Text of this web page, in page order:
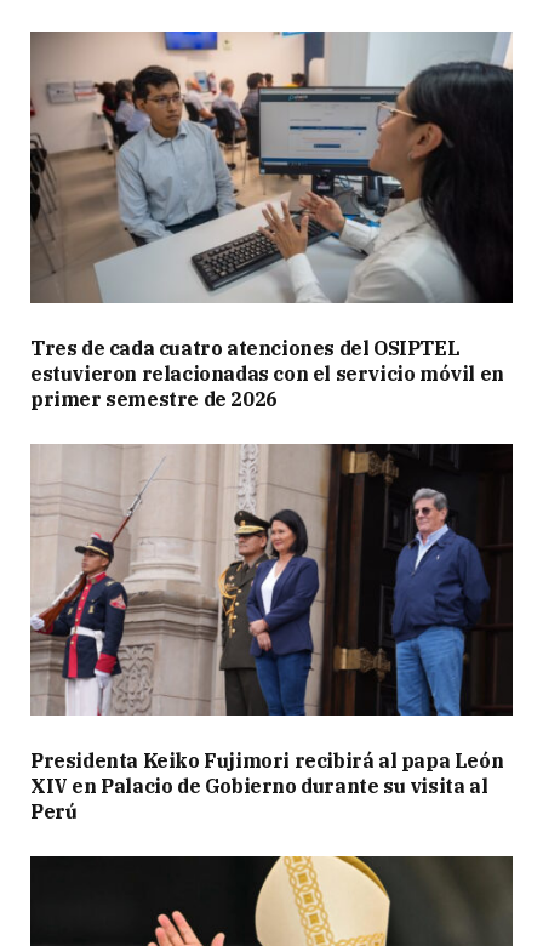
Tres de cada cuatro atenciones del OSIPTEL
estuvieron relacionadas con el servicio móvil en
primer semestre de 2026
Presidenta Keiko Fujimori recibirá al papa León
XIV en Palacio de Gobierno durante su visita al
Perú